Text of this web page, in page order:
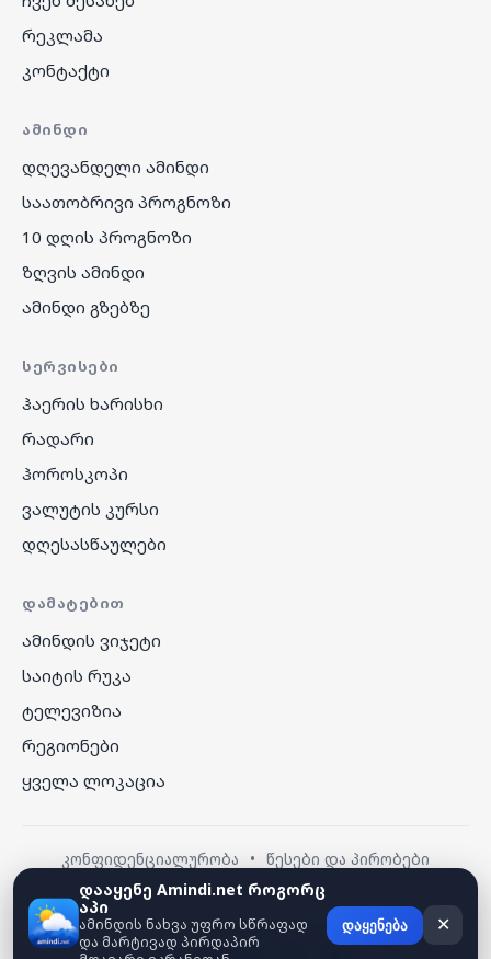
რეკლამა
კონტაქტი
ᲐᲛᲘᲜᲓᲘ
დღევანდელი ამინდი
საათობრივი პროგნოზი
10 დღის პროგნოზი
ზღვის ამინდი
ამინდი გზებზე
ᲡᲔᲠᲕᲘᲡᲔᲑᲘ
ჰაერის ხარისხი
რადარი
ჰოროსკოპი
ვალუტის კურსი
დღესასწაულები
ᲓᲐᲛᲐᲢᲔᲑᲘᲗ
ამინდის ვიჯეტი
საიტის რუკა
ტელევიზია
რეგიონები
ყველა ლოკაცია
კონფიდენციალურობა • წესები და პირობები
© 2026 amindi.net — ყველა უფლება დაცულია.
დააყენე Amindi.net როგორც
აპი
ამინდის ნახვა უფრო სწრაფად
და მარტივად პირდაპირ
დაყენება ✕